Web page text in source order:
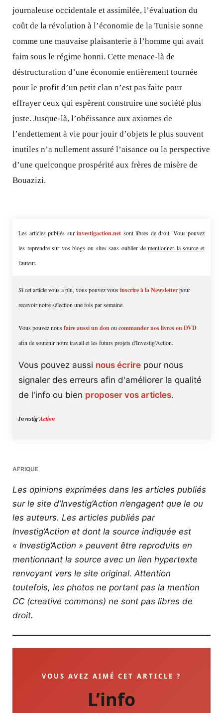
journaleuse occidentale et assimilée, l’évaluation du
coût de la révolution à l’économie de la Tunisie sonne
comme une mauvaise plaisanterie à l’homme qui avait
faim sous le régime honni. Cette menace-là de
déstructuration d’une économie entièrement tournée
pour le profit d’un petit clan n’est pas faite pour
effrayer ceux qui espèrent construire une société plus
juste. Jusque-là, l’obéissance aux axiomes de
l’endettement à vie pour jouir d’objets le plus souvent
inutiles n’a nullement assuré l’aisance ou la perspective
d’une quelconque prospérité aux frères de misère de
Bouazizi.
Les articles publiés sur investigaction.net sont libres de droit. Vous pouvez
les reprendre sur vos blogs ou sites sans oublier dementionner la source et
l'auteur.
Si cet article vous a plu, vous pouvez vousinscrire à la Newsletterpour
recevoir notre sélection une fois par semaine.
Vous pouvez nousfaire aussi un donou commander nos livres ou DVD
afin de soutenir notre travail et les futurs projets d'Investig'Action.
Vous pouvez aussi nous écrire pour nous
signaler des erreurs afin d'améliorer la qualité
de l'info ou bien proposer vos articles.
Investig'Action
AFRIQUE
Les opinions exprimées dans les articles publiés
sur le site d’Investig’Action n’engagent que le ou
les auteurs. Les articles publiés par
Investig’Action et dont la source indiquée est
« Investig’Action » peuvent être reproduits en
mentionnant la source avec un lien hypertexte
renvoyant vers le site original. Attention
toutefois, les photos ne portant pas la mention
CC (creative commons) ne sont pas libres de
droit.
VOUS AVEZ AIMÉ CET ARTICLE ?
L’info